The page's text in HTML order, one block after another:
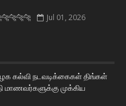
Jul 01, 2026
கல்வி நடவடிக்கைகள் திங்கள்
மாணவர்களுக்கு முக்கிய